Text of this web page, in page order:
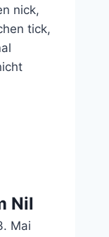
nick,
tick,
Nil
Mai